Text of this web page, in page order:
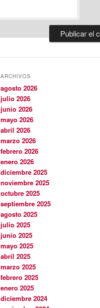
ARCHIVOS
agosto 2026
julio 2026
junio 2026
mayo 2026
abril 2026
marzo 2026
febrero 2026
enero 2026
diciembre 2025
noviembre 2025
octubre 2025
septiembre 2025
agosto 2025
julio 2025
junio 2025
mayo 2025
abril 2025
marzo 2025
febrero 2025
enero 2025
diciembre 2024